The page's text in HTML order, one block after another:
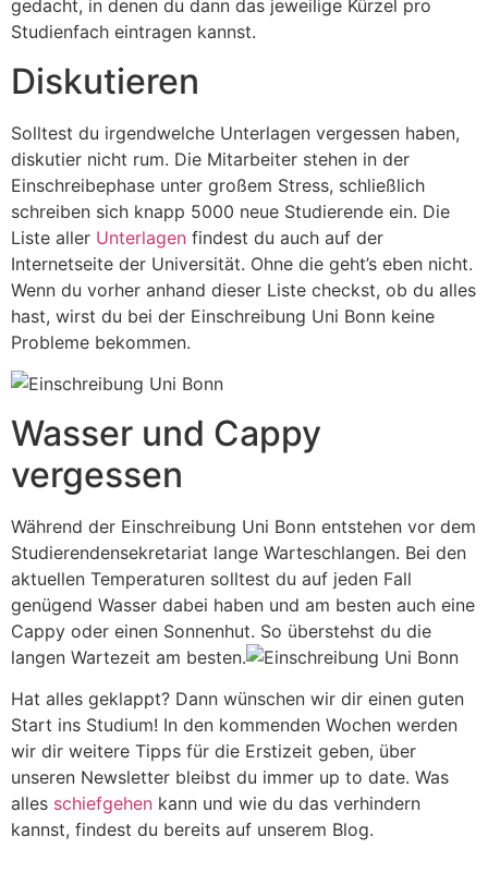
gedacht, in denen du dann das jeweilige Kürzel pro
Studienfach eintragen kannst.
Diskutieren
Solltest du irgendwelche Unterlagen vergessen haben,
diskutier nicht rum. Die Mitarbeiter stehen in der
Einschreibephase unter großem Stress, schließlich
schreiben sich knapp 5000 neue Studierende ein. Die
Liste aller Unterlagen findest du auch auf der
Internetseite der Universität. Ohne die geht’s eben nicht.
Wenn du vorher anhand dieser Liste checkst, ob du alles
hast, wirst du bei der Einschreibung Uni Bonn keine
Probleme bekommen.
Wasser und Cappy
vergessen
Während der Einschreibung Uni Bonn entstehen vor dem
Studierendensekretariat lange Warteschlangen. Bei den
aktuellen Temperaturen solltest du auf jeden Fall
genügend Wasser dabei haben und am besten auch eine
Cappy oder einen Sonnenhut. So überstehst du die
langen Wartezeit am besten.
Hat alles geklappt? Dann wünschen wir dir einen guten
Start ins Studium! In den kommenden Wochen werden
wir dir weitere Tipps für die Erstizeit geben, über
unseren Newsletter bleibst du immer up to date. Was
alles schiefgehen kann und wie du das verhindern
kannst, findest du bereits auf unserem Blog.